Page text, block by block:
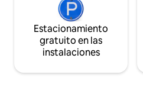
Estacionamiento
gratuito en las
instalaciones